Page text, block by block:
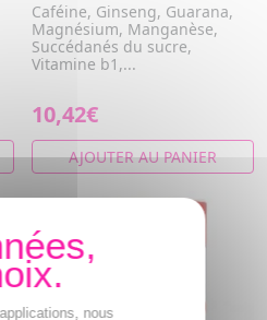
Caféine, Ginseng, Guarana,
Magnésium, Manganèse,
Succédanés du sucre,
Vitamine b1,...
10,42€
AJOUTER AU PANIER
nous